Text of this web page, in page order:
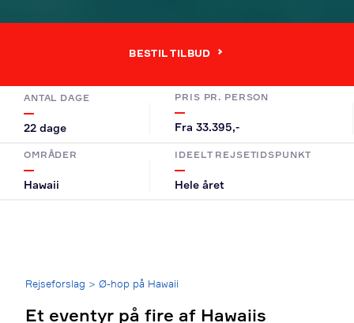
BESTIL TILBUD
ANTAL DAGE
22 dage
PRIS PR. PERSON
Fra 33.395,-
OMRÅDER
Hawaii
IDEELT REJSETIDSPUNKT
Hele året
Breadcrumb
Rejseforslag > Ø-hop på Hawaii
Et eventyr på fire af Hawaiis